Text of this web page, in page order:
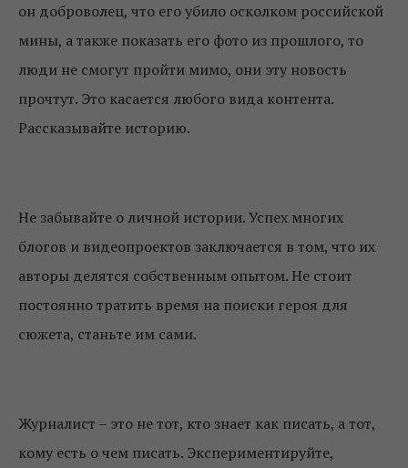
он доброволец, что его убило осколком российской
мины, а также показать его фото из прошлого, то
люди не смогут пройти мимо, они эту новость
прочтут. Это касается любого вида контента.
Рассказывайте историю.
Не забывайте о личной истории. Успех многих
блогов и видеопроектов заключается в том, что их
авторы делятся собственным опытом. Не стоит
постоянно тратить время на поиски героя для
сюжета, станьте им сами.
Журналист – это не тот, кто знает как писать, а тот,
кому есть о чем писать. Экспериментируйте,